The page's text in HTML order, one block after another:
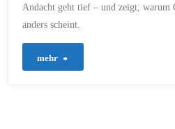
Andacht geht tief – und zeigt, warum
anders scheint.
mehr